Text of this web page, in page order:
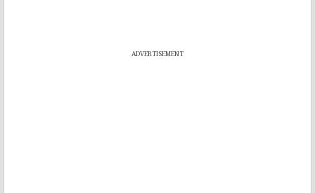
ADVERTISEMENT